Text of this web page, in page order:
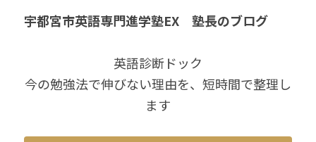
宇都宮市英語専門進学塾EX　塾長のブログ
英語診断ドック
今の勉強法で伸びない理由を、短時間で整理し
ます